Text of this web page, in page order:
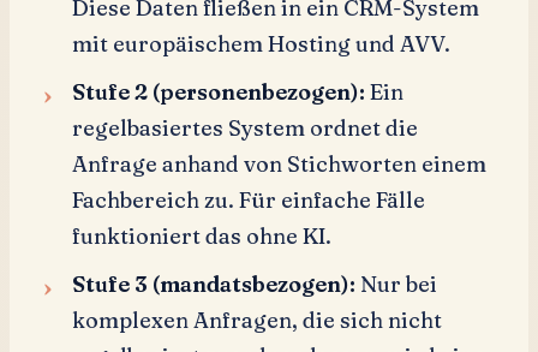
Diese Daten fließen in ein CRM-System
mit europäischem Hosting und AVV.
Stufe 2 (personenbezogen): Ein
regelbasiertes System ordnet die
Anfrage anhand von Stichworten einem
Fachbereich zu. Für einfache Fälle
funktioniert das ohne KI.
Stufe 3 (mandatsbezogen): Nur bei
komplexen Anfragen, die sich nicht